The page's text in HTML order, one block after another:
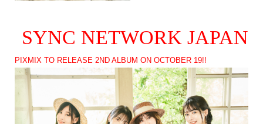
SYNC NETWORK JAPAN
PIXMIX TO RELEASE 2ND ALBUM ON OCTOBER 19!!